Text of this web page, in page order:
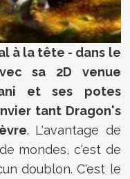
à la tête - dans le
sa 2D venue
et ses potes
tant Dragon's
. L'avantage de
mondes, c'est de
doublon. C'est le